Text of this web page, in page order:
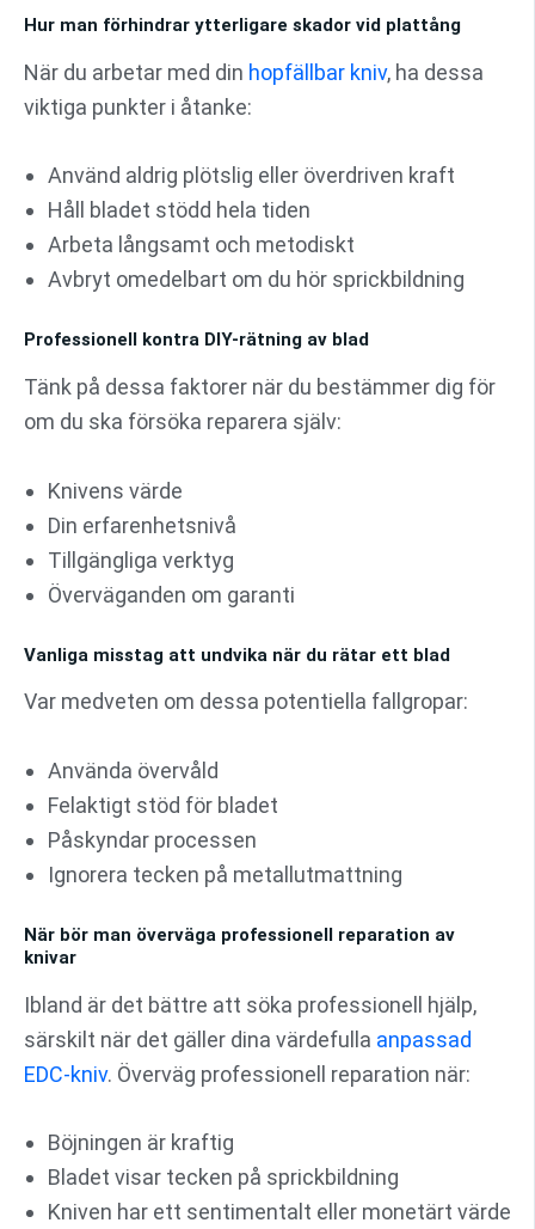
Hur man förhindrar ytterligare skador vid plattång
När du arbetar med din hopfällbar kniv, ha dessa
viktiga punkter i åtanke:
Använd aldrig plötslig eller överdriven kraft
Håll bladet stödd hela tiden
Arbeta långsamt och metodiskt
Avbryt omedelbart om du hör sprickbildning
Professionell kontra DIY-rätning av blad
Tänk på dessa faktorer när du bestämmer dig för
om du ska försöka reparera själv:
Knivens värde
Din erfarenhetsnivå
Tillgängliga verktyg
Överväganden om garanti
Vanliga misstag att undvika när du rätar ett blad
Var medveten om dessa potentiella fallgropar:
Använda övervåld
Felaktigt stöd för bladet
Påskyndar processen
Ignorera tecken på metallutmattning
När bör man överväga professionell reparation av
knivar
Ibland är det bättre att söka professionell hjälp,
särskilt när det gäller dina värdefulla anpassad
EDC-kniv. Överväg professionell reparation när:
Böjningen är kraftig
Bladet visar tecken på sprickbildning
Kniven har ett sentimentalt eller monetärt värde